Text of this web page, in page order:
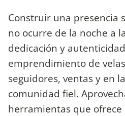
Construir una presencia
no ocurre de la noche a
dedicación y
emprendimiento de
seguidores, ventas y en
comunidad fiel.
herramientas que